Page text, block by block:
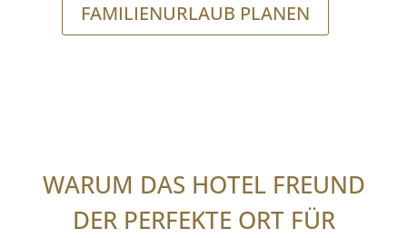
FAMILIENURLAUB PLANEN
WARUM DAS HOTEL FREUND
DER PERFEKTE ORT FÜR